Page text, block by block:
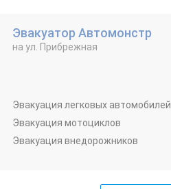
Эвакуатор Автомонстр
на ул. Прибрежная
Эвакуация легковых автомо­билей
Эвакуация мотоци­клов
Эвакуация внедоро­жников